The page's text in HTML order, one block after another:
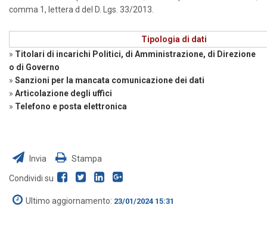
comma 1, lettera d del D. Lgs. 33/2013.
Tipologia di dati
» Titolari di incarichi Politici, di Amministrazione, di Direzione
o di Governo
» Sanzioni per la mancata comunicazione dei dati
» Articolazione degli uffici
» Telefono e posta elettronica
Invia Stampa
Condividi su
Ultimo aggiornamento: 23/01/2024 15:31